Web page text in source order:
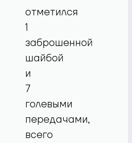
отметился
1
заброшенной
шайбой
и
7
голевыми
передачами,
всего